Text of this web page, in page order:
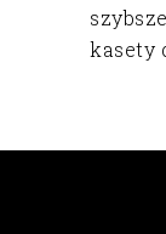
kasety